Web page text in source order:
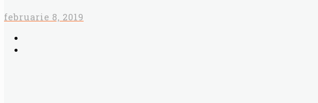
februarie 8, 2019